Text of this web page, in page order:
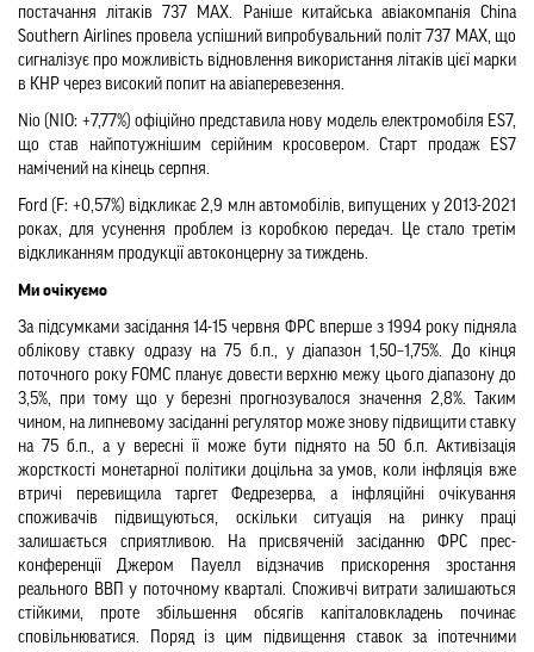
постачання літаків 737 MAX. Раніше китайська авіакомпанія China
Southern Airlines провела успішний випробувальний політ 737 MAX, що
сигналізує про можливість відновлення використання літаків цієї марки
в КНР через високий попит на авіаперевезення.
Nio (NIO: +7,77%) офіційно представила нову модель електромобіля ES7,
що став найпотужнішим серійним кросовером. Старт продаж ES7
намічений на кінець серпня.
Ford (F: +0,57%) відкликає 2,9 млн автомобілів, випущених у 2013-2021
роках, для усунення проблем із коробкою передач. Це стало третім
відкликанням продукції автоконцерну за тиждень.
Ми очікуємо
За підсумками засідання 14-15 червня ФРС вперше з 1994 року підняла
облікову ставку одразу на 75 б.п., у діапазон 1,50–1,75%. До кінця
поточного року FOMC планує довести верхню межу цього діапазону до
3,5%, при тому що у березні прогнозувалося значення 2,8%. Таким
чином, на липневому засіданні регулятор може знову підвищити ставку
на 75 б.п., а у вересні її може бути піднято на 50 б.п. Активізація
жорсткості монетарної політики доцільна за умов, коли інфляція вже
втричі перевищила таргет Федрезерва, а інфляційні очікування
споживачів підвищуються, оскільки ситуація на ринку праці
залишається сприятливою. На присвяченій засіданню ФРС прес-
конференції Джером Пауелл відзначив прискорення зростання
реального ВВП у поточному кварталі. Споживчі витрати залишаються
стійкими, проте збільшення обсягів капіталовкладень починає
сповільнюватися. Поряд із цим підвищення ставок за іпотечними